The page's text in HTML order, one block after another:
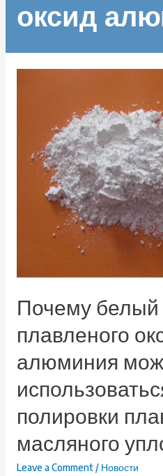
оксид
Почему
плавленого
алюминия
полировки
масляного
Leave a Comment / Новости